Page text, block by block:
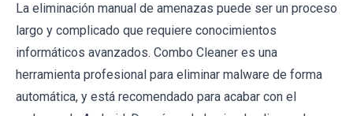
La eliminación manual de amenazas puede ser un proceso
largo y complicado que requiere conocimientos
informáticos avanzados. Combo Cleaner es una
herramienta profesional para eliminar malware de forma
automática, y está recomendado para acabar con el